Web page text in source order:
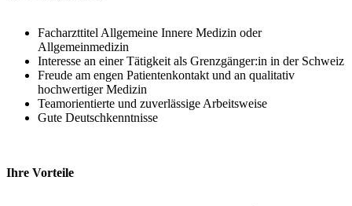
Facharzttitel Allgemeine Innere Medizin oder
Allgemeinmedizin
Interesse an einer Tätigkeit als Grenzgänger:in in der Schweiz
Freude am engen Patientenkontakt und an qualitativ
hochwertiger Medizin
Teamorientierte und zuverlässige Arbeitsweise
Gute Deutschkenntnisse
Ihre Vorteile